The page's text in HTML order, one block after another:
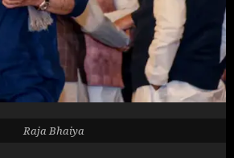
Raja Bhaiya